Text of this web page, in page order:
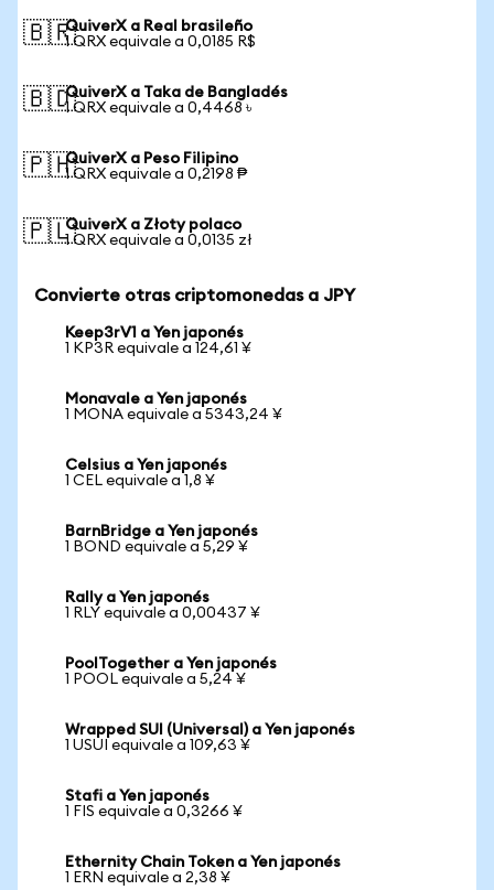
🇧🇷QuiverX a Real brasileño
1 QRX equivale a 0,0185 R$
🇧🇩QuiverX a Taka de Bangladés
1 QRX equivale a 0,4468 ৳
🇵🇭QuiverX a Peso Filipino
1 QRX equivale a 0,2198 ₱
🇵🇱QuiverX a Złoty polaco
1 QRX equivale a 0,0135 zł
Convierte otras criptomonedas a JPY
Keep3rV1 a Yen japonés
1 KP3R equivale a 124,61 ¥
Monavale a Yen japonés
1 MONA equivale a 5343,24 ¥
Celsius a Yen japonés
1 CEL equivale a 1,8 ¥
BarnBridge a Yen japonés
1 BOND equivale a 5,29 ¥
Rally a Yen japonés
1 RLY equivale a 0,00437 ¥
PoolTogether a Yen japonés
1 POOL equivale a 5,24 ¥
Wrapped SUI (Universal) a Yen japonés
1 USUI equivale a 109,63 ¥
Stafi a Yen japonés
1 FIS equivale a 0,3266 ¥
Ethernity Chain Token a Yen japonés
1 ERN equivale a 2,38 ¥